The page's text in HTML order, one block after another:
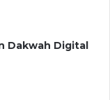
Dakwah Digital